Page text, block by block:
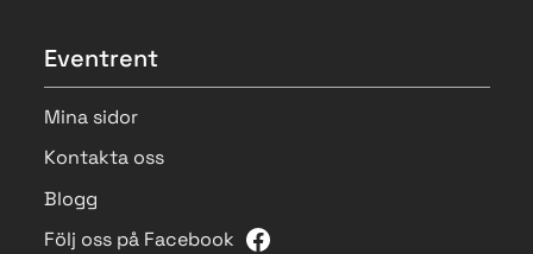
Eventrent
Mina sidor
Kontakta oss
Blogg
Följ oss på Facebook